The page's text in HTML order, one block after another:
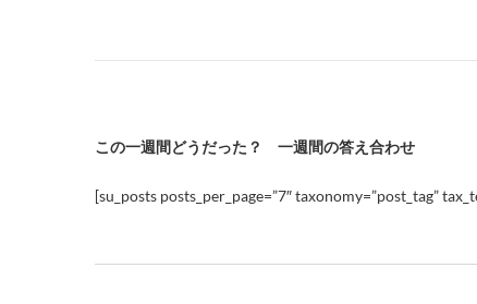
この一週間どうだった？ 一週間の答え合わせ
[su_posts posts_per_page=”7″ taxonomy=”post_tag”